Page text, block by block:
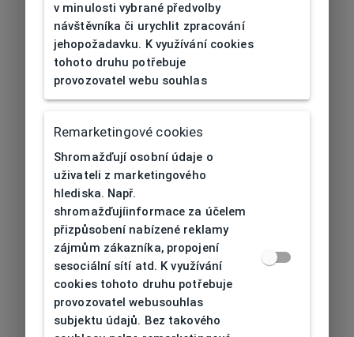
v minulosti vybrané předvolby
návštěvníka či urychlit zpracování
jehopožadavku. K využívání cookies
tohoto druhu potřebuje
provozovatel webu souhlas
Remarketingové cookies
Shromažďují osobní údaje o
uživateli z marketingového
hlediska. Např.
shromažďujíinformace za účelem
přizpůsobení nabízené reklamy
zájmům zákazníka, propojení
sesociální sítí atd. K využívání
cookies tohoto druhu potřebuje
provozovatel webusouhlas
subjektu údajů. Bez takového